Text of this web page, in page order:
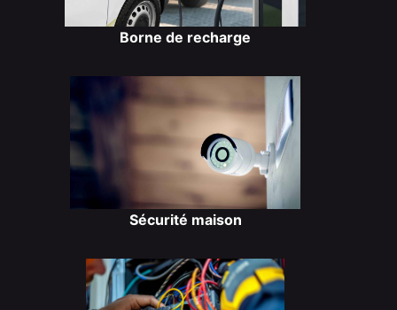
Borne de recharge
Sécurité maison